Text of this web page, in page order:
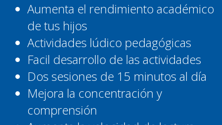
Aumenta el rendimiento académico
de tus hijos
Actividades lúdico pedagógicas
Facil desarrollo de las actividades
Dos sesiones de 15 minutos al día
Mejora la concentración y
comprensión